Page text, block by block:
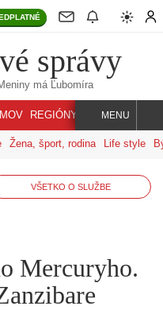
správy
má Ľubomíra
REGIÓNY INDEX SVET
MENU
Žena, šport, rodina Life style
VŠETKO O SLUŽBE
Mercuryho.